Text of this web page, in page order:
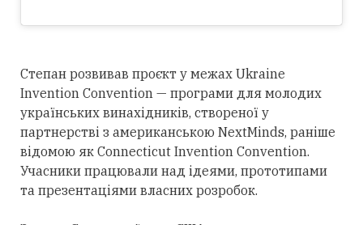
Степан розвивав проєкт у межах Ukraine
Invention Convention — програми для молодих
українських винахідників, створеної у
партнерстві з американською NextMinds, раніше
відомою як Connecticut Invention Convention.
Учасники працювали над ідеями, прототипами
та презентаціями власних розробок.